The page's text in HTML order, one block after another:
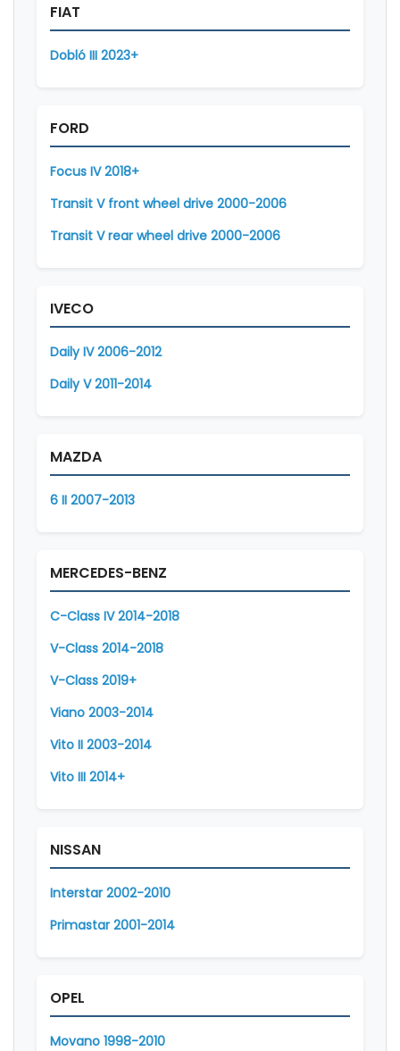
FIAT
Dobló III 2023+
FORD
Focus IV 2018+
Transit V front wheel drive 2000-2006
Transit V rear wheel drive 2000-2006
IVECO
Daily IV 2006-2012
Daily V 2011-2014
MAZDA
6 II 2007-2013
MERCEDES-BENZ
C-Class IV 2014-2018
V-Class 2014-2018
V-Class 2019+
Viano 2003-2014
Vito II 2003-2014
Vito III 2014+
NISSAN
Interstar 2002-2010
Primastar 2001-2014
OPEL
Movano 1998-2010